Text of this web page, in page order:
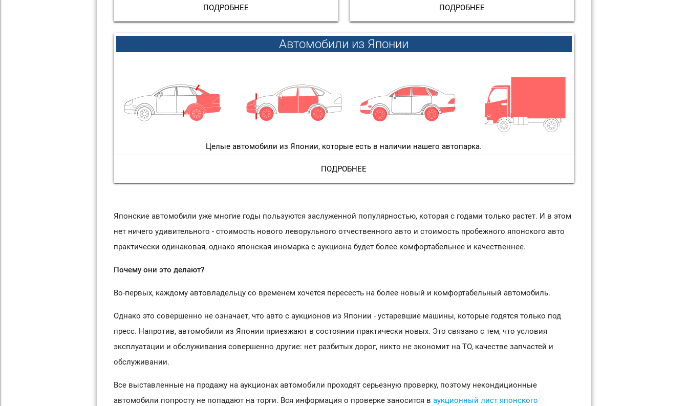
ПОДРОБНЕЕ ПОДРОБНЕЕ
Автомобили из Японии
Целые автомобили из Японии, которые есть в наличии нашего автопарка.
ПОДРОБНЕЕ
Японские автомобили уже многие годы пользуются заслуженной популярностью, которая с годами только растет. И в этом
нет ничего удивительного - стоимость нового леворульного отчественного авто и стоимость пробежного японского авто
практически одинаковая, однако японская иномарка с аукциона будет более комфортабельнее и качественнее.
Почему они это делают?
Во-первых, каждому автовладельцу со временем хочется пересесть на более новый и комфортабельный автомобиль.
Однако это совершенно не означает, что авто с аукционов из Японии - устаревшие машины, которые годятся только под
пресс. Напротив, автомобили из Японии приезжают в состоянии практически новых. Это связано с тем, что условия
эксплуатации и обслуживания совершенно другие: нет разбитых дорог, никто не экономит на ТО, качестве запчастей и
обслуживании.
Все выставленные на продажу на аукционах автомобили проходят серьезную проверку, поэтому некондиционные
автомобили попросту не попадают на торги. Вся информация о проверке заносится в аукционный лист японского